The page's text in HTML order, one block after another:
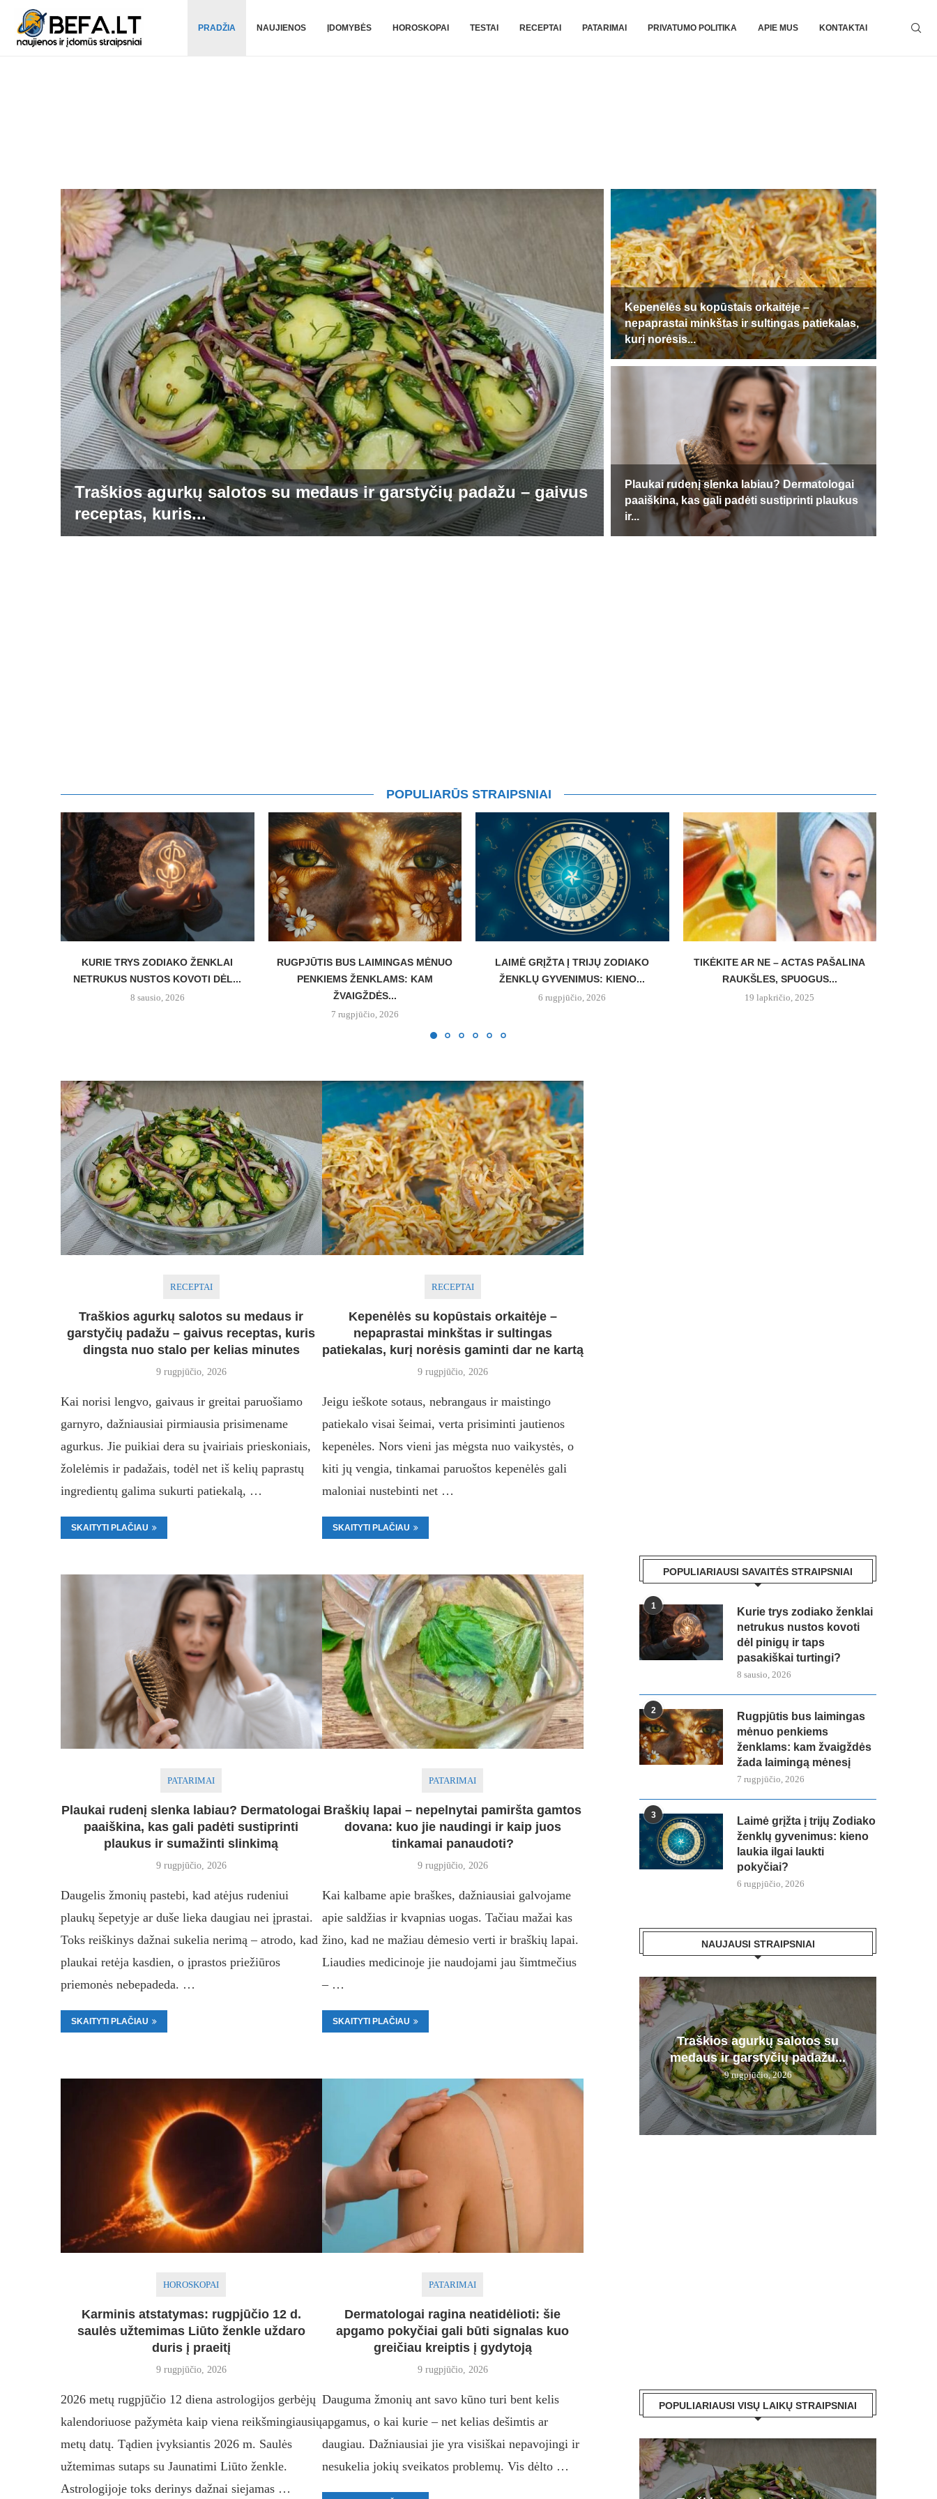
PRADŽIA NAUJIENOS ĮDOMYBĖS HOROSKOPAI TESTAI RECEPTAI PATARIMAI PRIVATUMO POLITIKA APIE MUS KONTAKTAI
Traškios agurkų salotos su medaus ir garstyčių padažu – gaivus
receptas, kuris...
Kepenėlės su kopūstais orkaitėje –
nepaprastai minkštas ir sultingas patiekalas,
kurį norėsis...
Plaukai rudenį slenka labiau? Dermatologai
paaiškina, kas gali padėti sustiprinti plaukus
ir...
POPULIARŪS STRAIPSNIAI
KURIE TRYS ZODIAKO ŽENKLAI
NETRUKUS NUSTOS KOVOTI DĖL...
8 sausio, 2026
RUGPJŪTIS BUS LAIMINGAS MĖNUO
PENKIEMS ŽENKLAMS: KAM
ŽVAIGŽDĖS...
7 rugpjūčio, 2026
LAIMĖ GRĮŽTA Į TRIJŲ ZODIAKO
ŽENKLŲ GYVENIMUS: KIENO...
6 rugpjūčio, 2026
TIKĖKITE AR NE – ACTAS PAŠALINA
RAUKŠLES, SPUOGUS...
19 lapkričio, 2025
RECEPTAI
Traškios agurkų salotos su medaus ir
garstyčių padažu – gaivus receptas, kuris
dingsta nuo stalo per kelias minutes
9 rugpjūčio, 2026
Kai norisi lengvo, gaivaus ir greitai paruošiamo
garnyro, dažniausiai pirmiausia prisimename
agurkus. Jie puikiai dera su įvairiais prieskoniais,
žolelėmis ir padažais, todėl net iš kelių paprastų
ingredientų galima sukurti patiekalą, …
SKAITYTI PLAČIAU
RECEPTAI
Kepenėlės su kopūstais orkaitėje –
nepaprastai minkštas ir sultingas
patiekalas, kurį norėsis gaminti dar ne kartą
9 rugpjūčio, 2026
Jeigu ieškote sotaus, nebrangaus ir maistingo
patiekalo visai šeimai, verta prisiminti jautienos
kepenėles. Nors vieni jas mėgsta nuo vaikystės, o
kiti jų vengia, tinkamai paruoštos kepenėlės gali
maloniai nustebinti net …
SKAITYTI PLAČIAU
PATARIMAI
Plaukai rudenį slenka labiau? Dermatologai
paaiškina, kas gali padėti sustiprinti
plaukus ir sumažinti slinkimą
9 rugpjūčio, 2026
Daugelis žmonių pastebi, kad atėjus rudeniui
plaukų šepetyje ar duše lieka daugiau nei įprastai.
Toks reiškinys dažnai sukelia nerimą – atrodo, kad
plaukai retėja kasdien, o įprastos priežiūros
priemonės nebepadeda. …
SKAITYTI PLAČIAU
PATARIMAI
Braškių lapai – nepelnytai pamiršta gamtos
dovana: kuo jie naudingi ir kaip juos
tinkamai panaudoti?
9 rugpjūčio, 2026
Kai kalbame apie braškes, dažniausiai galvojame
apie saldžias ir kvapnias uogas. Tačiau mažai kas
žino, kad ne mažiau dėmesio verti ir braškių lapai.
Liaudies medicinoje jie naudojami jau šimtmečius
– …
SKAITYTI PLAČIAU
HOROSKOPAI
Karminis atstatymas: rugpjūčio 12 d.
saulės užtemimas Liūto ženkle uždaro
duris į praeitį
9 rugpjūčio, 2026
2026 metų rugpjūčio 12 diena astrologijos gerbėjų
kalendoriuose pažymėta kaip viena reikšmingiausių
metų datų. Tądien įvyksiantis 2026 m. Saulės
užtemimas sutaps su Jaunatimi Liūto ženkle.
Astrologijoje toks derinys dažnai siejamas …
PATARIMAI
Dermatologai ragina neatidėlioti: šie
apgamo pokyčiai gali būti signalas kuo
greičiau kreiptis į gydytoją
9 rugpjūčio, 2026
Dauguma žmonių ant savo kūno turi bent kelis
apgamus, o kai kurie – net kelias dešimtis ar
daugiau. Dažniausiai jie yra visiškai nepavojingi ir
nesukelia jokių sveikatos problemų. Vis dėlto …
POPULIARIAUSI SAVAITĖS STRAIPSNIAI
1
Kurie trys zodiako ženklai
netrukus nustos kovoti
dėl pinigų ir taps
pasakiškai turtingi?
8 sausio, 2026
2
Rugpjūtis bus laimingas
mėnuo penkiems
ženklams: kam žvaigždės
žada laimingą mėnesį
7 rugpjūčio, 2026
3
Laimė grįžta į trijų Zodiako
ženklų gyvenimus: kieno
laukia ilgai laukti
pokyčiai?
6 rugpjūčio, 2026
NAUJAUSI STRAIPSNIAI
Traškios agurkų salotos su
medaus ir garstyčių padažu...
9 rugpjūčio, 2026
POPULIARIAUSI VISŲ LAIKŲ STRAIPSNIAI